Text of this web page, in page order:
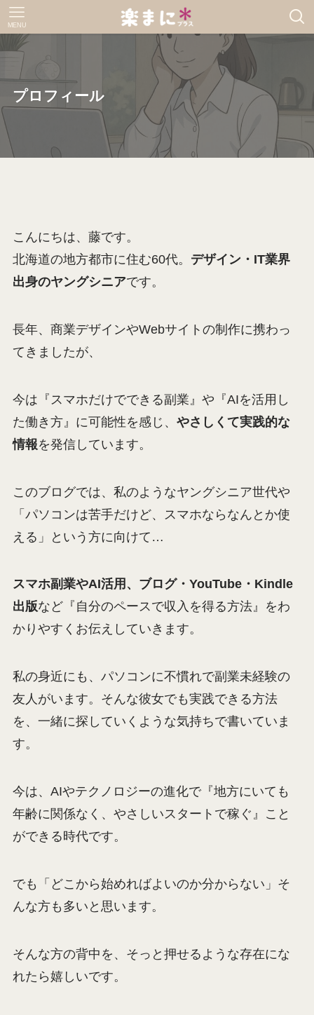
MENU
プロフィール
こんにちは、藤です。
北海道の地方都市に住む60代。 デザイン・IT業界
出身のヤングシニアです。
長年、商業デザインやWebサイトの制作に携わっ
てきましたが、
今は『スマホだけでできる副業』や『AIを活用し
た働き方』に可能性を感じ、 やさしくて実践的な
情報を発信しています。
このブログでは、私のようなヤングシニア世代や
「パソコンは苦手だけど、スマホならなんとか使
える」という方に向けて…
スマホ副業やAI活用、ブログ・YouTube・Kindle
出版など『自分のペースで収入を得る方法』をわ
かりやすくお伝えしていきます。
私の身近にも、パソコンに不慣れで副業未経験の
友人がいます。そんな彼女でも実践できる方法
を、一緒に探していくような気持ちで書いていま
す。
今は、AIやテクノロジーの進化で『地方にいても
年齢に関係なく、やさしいスタートで稼ぐ』こと
ができる時代です。
でも「どこから始めればよいのか分からない」そ
んな方も多いと思います。
そんな方の背中を、そっと押せるような存在にな
れたら嬉しいです。